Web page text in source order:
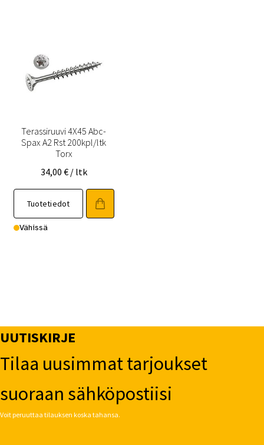
Terassiruuvi 4X45 Abc-
Spax A2 Rst 200kpl/ltk
Torx
34,00 € / ltk
Tuotetiedot
Vähissä
UUTISKIRJE
Tilaa uusimmat tarjoukset
suoraan sähköpostiisi
Voit peruuttaa tilauksen koska tahansa.